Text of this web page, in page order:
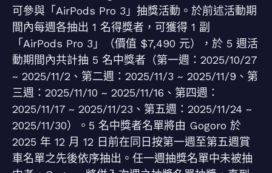
可參與「AirPods Pro 3」抽獎活動。於前述活動期
間內每週各抽出 1 名得獎者，可獲得 1 副
「AirPods Pro 3」（價值 $7,490 元），於 5 週活
動期間內共計抽 5 名中獎者（第一週：2025/10/27
~ 2025/11/2、第二週：2025/11/3 ~ 2025/11/9、第
三週：2025/11/10 ~ 2025/11/16、第四週：
2025/11/17 ~ 2025/11/23、第五週：2025/11/24 ~
2025/11/30）。5 名中獎者名單將由 Gogoro 於
2025 年 12 月 12 日前在同日按第一週至第五週賞
車名單之先後依序抽出。任一週抽獎名單中未被抽